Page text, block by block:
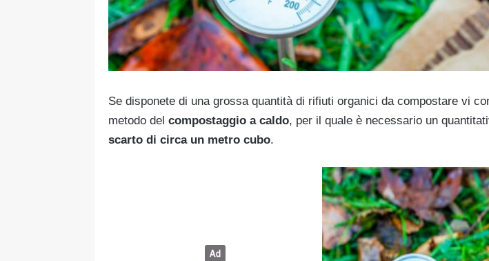
Se disponete di una grossa quantità di rifiuti organici da compostare vi
metodo del compostaggio a caldo, per il quale è necessario un
scarto di circa un metro cubo.